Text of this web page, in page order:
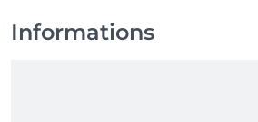
Informations